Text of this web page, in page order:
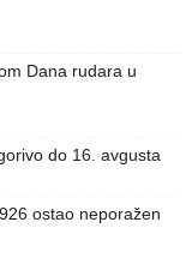
Dana rudara u
do 16. avgusta
ostao neporažen